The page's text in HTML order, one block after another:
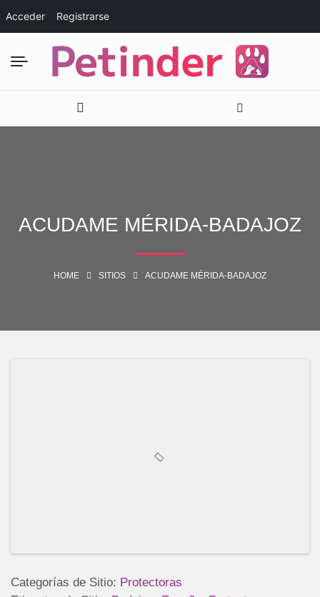
Acceder Registrarse
ACUDAME MÉRIDA-BADAJOZ
HOME SITIOS ACUDAME MÉRIDA-BADAJOZ
Categorías de Sitio: Protectoras